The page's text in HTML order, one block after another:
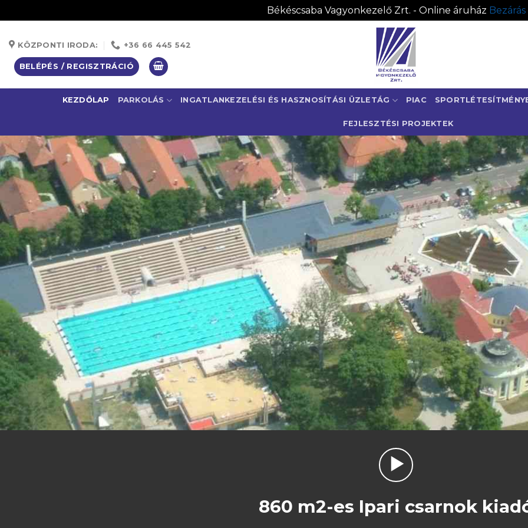
Békéscsaba Vagyonkezelő Zrt. - Online áruház Bezárás
to
content
KÖZPONTI IRODA: +36 66 445 542
BELÉPÉS / REGISZTRÁCIÓ
KEZDŐLAP PARKOLÁS INGATLANKEZELÉSI ÉS HASZNOSÍTÁSI ÜZLETÁG PIAC
FEJLESZTÉSI PROJEKTEK
860 m2-es Ipari csarnok